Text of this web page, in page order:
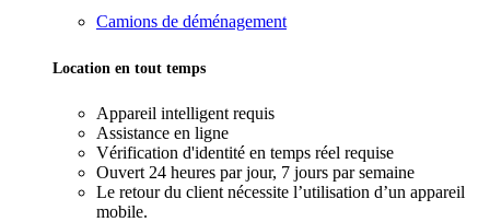
Camions de déménagement
Location en tout temps
Appareil intelligent requis
Assistance en ligne
Vérification d'identité en temps réel requise
Ouvert 24 heures par jour, 7 jours par semaine
Le retour du client nécessite l’utilisation d’un appareil
mobile.